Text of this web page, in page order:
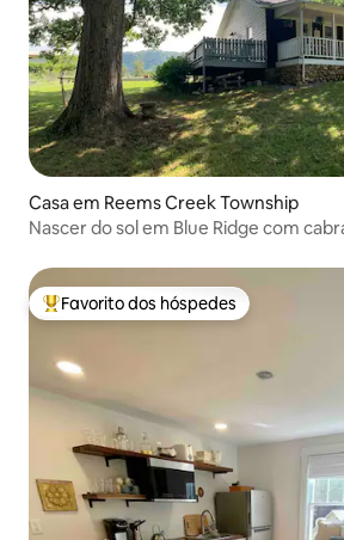
Casa em Reems Creek Township
Nascer do sol em Blue Ridge com
Favoritos dos hóspedes mais
Favorito dos hóspedes